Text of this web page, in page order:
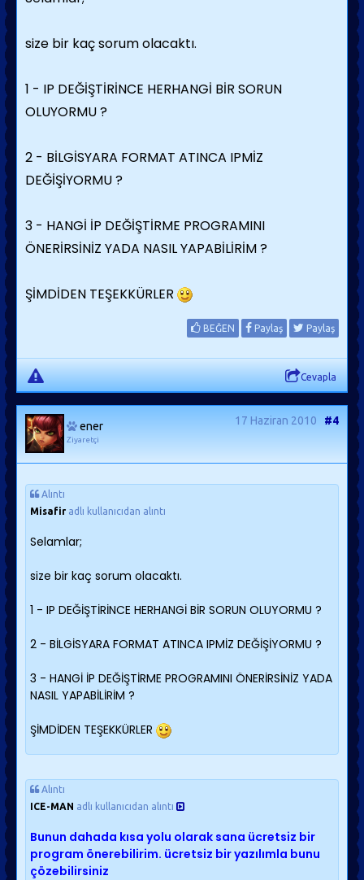
size bir kaç sorum olacaktı.
1 - IP DEĞİŞTİRİNCE HERHANGİ BİR SORUN
OLUYORMU ?
2 - BİLGİSYARA FORMAT ATINCA IPMİZ
DEĞİŞİYORMU ?
3 - HANGİ İP DEĞİŞTİRME PROGRAMINI
ÖNERİRSİNİZ YADA NASIL YAPABİLİRİM ?
ŞİMDİDEN TEŞEKKÜRLER
BEĞEN Paylaş Paylaş
Cevapla
ener
Ziyaretçi
17 Haziran 2010 #4
Alıntı
Misafir adlı kullanıcıdan alıntı
Selamlar;
size bir kaç sorum olacaktı.
1 - IP DEĞİŞTİRİNCE HERHANGİ BİR SORUN OLUYORMU ?
2 - BİLGİSYARA FORMAT ATINCA IPMİZ DEĞİŞİYORMU ?
3 - HANGİ İP DEĞİŞTİRME PROGRAMINI ÖNERİRSİNİZ YADA
NASIL YAPABİLİRİM ?
ŞİMDİDEN TEŞEKKÜRLER
Alıntı
ICE-MAN adlı kullanıcıdan alıntı
Bunun dahada kısa yolu olarak sana ücretsiz bir
program önerebilirim. ücretsiz bir yazılımla bunu
çözebilirsiniz